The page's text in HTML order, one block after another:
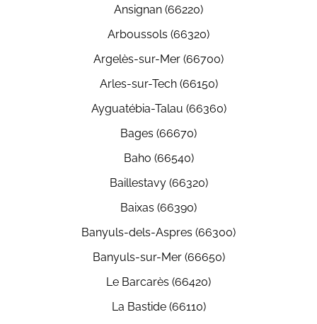
Ansignan (66220)
Arboussols (66320)
Argelès-sur-Mer (66700)
Arles-sur-Tech (66150)
Ayguatébia-Talau (66360)
Bages (66670)
Baho (66540)
Baillestavy (66320)
Baixas (66390)
Banyuls-dels-Aspres (66300)
Banyuls-sur-Mer (66650)
Le Barcarès (66420)
La Bastide (66110)